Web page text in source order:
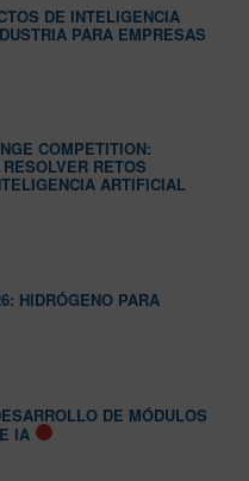
DE INTELIGENCIA
PARA EMPRESAS
COMPETITION:
RETOS
ARTIFICIAL
HIDRÓGENO PARA
DE MÓDULOS
IA